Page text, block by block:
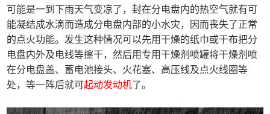
可能是一到下雨天气变凉了，封在分电盘内的热空气就有可
能凝结成水滴而造成分电盘内部的小水灾，因而丧失了正常
的点火功能。发生这种情况可以先用干燥的纸巾或干布把分
电盘内外及电线等擦干，然后用专用干燥剂喷罐将干燥剂喷
在分电盘盖、蓄电池接头、火花塞、高压线及点火线圈等
处，等一阵后就可起动发动机了。